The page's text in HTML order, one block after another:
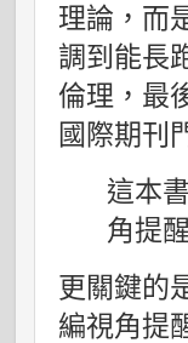
理論，而
調到能長
倫理，最
國際期刊
這本
角提
更關鍵的
編視角提